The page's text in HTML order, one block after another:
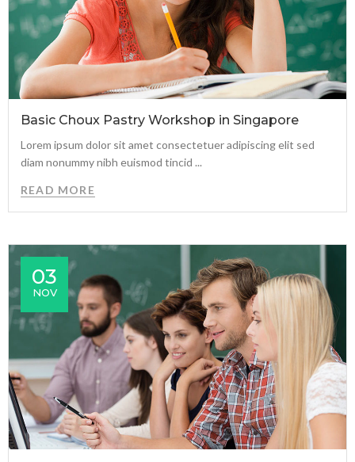
Basic Choux Pastry Workshop in Singapore
Lorem ipsum dolor sit amet consectetuer adipiscing elit sed
diam nonummy nibh euismod tincid ...
READ MORE
03
NOV